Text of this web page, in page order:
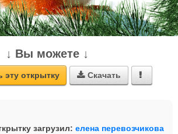
↓ Вы можете ↓
эту открытку  Скачать 
загрузил: елена перевозчикова